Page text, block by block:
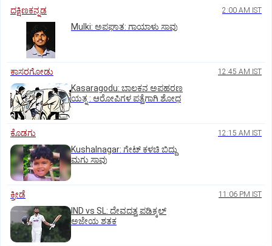
ದಕ್ಷಿಣಕನ್ನಡ 2:00 AM IST
Mulki: ಅಪಘಾತ: ಗಾಯಾಳು ಸಾವು
ಕಾಸರಗೋಡು 12:45 AM IST
Kasaragodu: ಬಾಲಕನ ಅಪಹರಣ
ಯತ್ನ : ಆರೋಪಿಗಳ ಪತ್ತೆಗಾಗಿ ಶೋಧ
ಕೊಡಗು 12:15 AM IST
Kushalnagar: ಗೇಟ್ ಕಳಚಿ ಬಿದ್ದು
ಮಗು ಸಾವು
ಕ್ರೀಡೆ 11:06 PM IST
IND vs SL: ದೇವದತ್ತ ಪಡಿಕ್ಕಲ್‌
ಅಜೇಯ ಶತಕ